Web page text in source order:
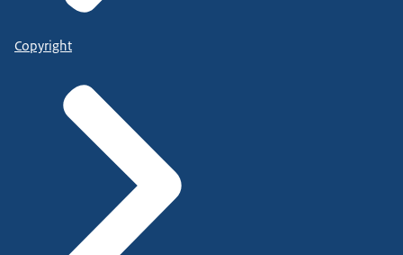
Copyright